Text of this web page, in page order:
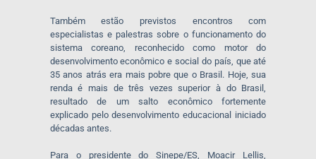
Também estão previstos encontros com
especialistas e palestras sobre o funcionamento do
sistema coreano, reconhecido como motor do
desenvolvimento econômico e social do país, que até
35 anos atrás era mais pobre que o Brasil. Hoje, sua
renda é mais de três vezes superior à do Brasil,
resultado de um salto econômico fortemente
explicado pelo desenvolvimento educacional iniciado
décadas antes.
Para o presidente do Sinepe/ES, Moacir Lellis,